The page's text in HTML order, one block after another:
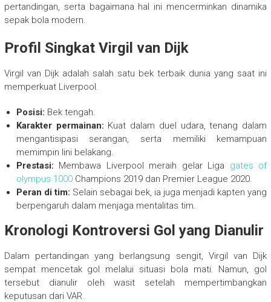
pertandingan, serta bagaimana hal ini mencerminkan dinamika
sepak bola modern.
Profil Singkat Virgil van Dijk
Virgil van Dijk adalah salah satu bek terbaik dunia yang saat ini
memperkuat Liverpool.
Posisi: Bek tengah.
Karakter permainan: Kuat dalam duel udara, tenang dalam
mengantisipasi serangan, serta memiliki kemampuan
memimpin lini belakang.
Prestasi: Membawa Liverpool meraih gelar Liga gates of
olympus 1000Champions 2019 dan Premier League 2020.
Peran di tim: Selain sebagai bek, ia juga menjadi kapten yang
berpengaruh dalam menjaga mentalitas tim.
Kronologi Kontroversi Gol yang Dianulir
Dalam pertandingan yang berlangsung sengit, Virgil van Dijk
sempat mencetak gol melalui situasi bola mati. Namun, gol
tersebut dianulir oleh wasit setelah mempertimbangkan
keputusan dari VAR.